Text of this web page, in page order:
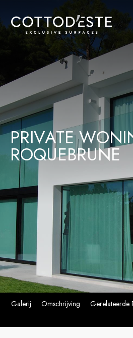
PRIVATE WONI
ROQUEBRUNE
Galerij Omschrijving Gerelateerde